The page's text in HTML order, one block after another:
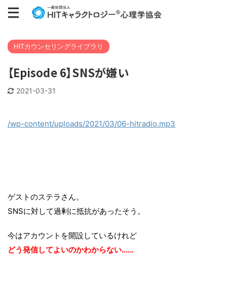
HITカウンセリングライブラリ
【Episode 6】SNSが嫌い
2021-03-31
/wp-content/uploads/2021/03/06-hitradio.mp3
ゲストのステラさん。
SNSに対して過剰に抵抗があったそう。
今はアカウントを開設しているけれど
どう発信してよいのかわからない‥‥‥